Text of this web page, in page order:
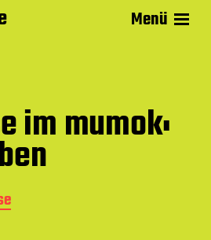
Menü
im mumok: